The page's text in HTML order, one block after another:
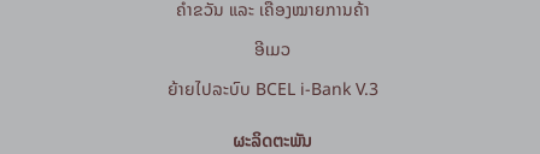
ຄຳຂວັນ ແລະ ເຄື່ອງໝາຍການຄ້າ
ອີເມວ
ຍ້າຍໄປລະບົບ BCEL i-Bank V.3
ຜະລິດຕະພັນ